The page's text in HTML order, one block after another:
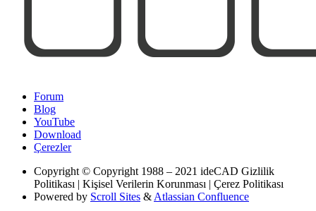
Forum
Blog
YouTube
Download
Çerezler
Copyright © Copyright 1988 – 2021 ideCAD Gizlilik
Politikası | Kişisel Verilerin Korunması | Çerez Politikası
Powered by Scroll Sites & Atlassian Confluence